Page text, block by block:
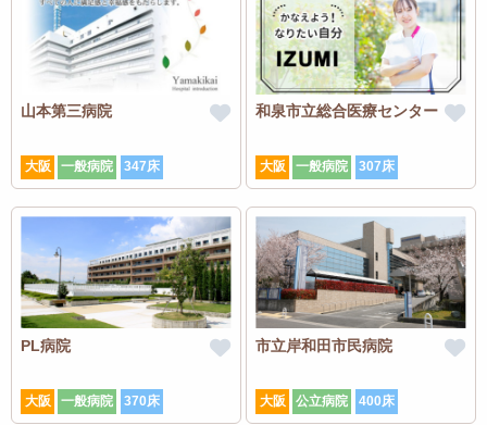
山本第三病院
大阪 一般病院 347床
和泉市立総合医療センター
大阪 一般病院 307床
PL病院
大阪 一般病院 370床
市立岸和田市民病院
大阪 公立病院 400床